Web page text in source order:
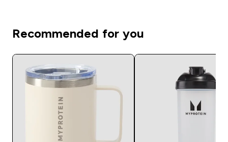
Recommended for you